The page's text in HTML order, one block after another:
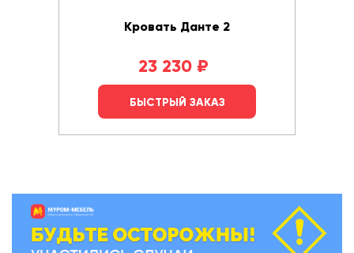
Кровать Данте 2
23 230 ₽
БЫСТРЫЙ ЗАКАЗ